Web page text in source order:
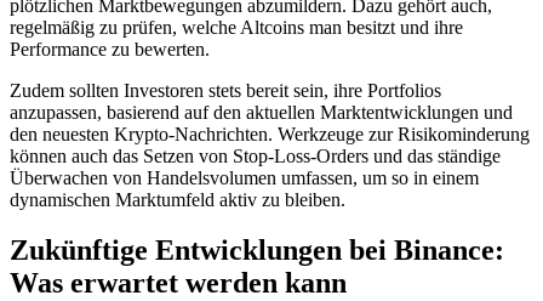
plötzlichen Marktbewegungen abzumildern. Dazu gehört auch,
regelmäßig zu prüfen, welche Altcoins man besitzt und ihre
Performance zu bewerten.
Zudem sollten Investoren stets bereit sein, ihre Portfolios
anzupassen, basierend auf den aktuellen Marktentwicklungen und
den neuesten Krypto-Nachrichten. Werkzeuge zur Risikominderung
können auch das Setzen von Stop-Loss-Orders und das ständige
Überwachen von Handelsvolumen umfassen, um so in einem
dynamischen Marktumfeld aktiv zu bleiben.
Zukünftige Entwicklungen bei Binance:
Was erwartet werden kann